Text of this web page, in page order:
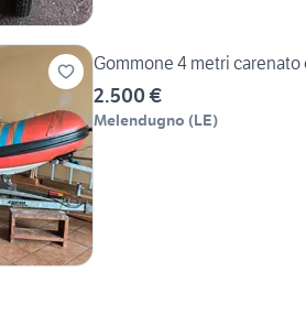
Gommone 4 metri carenato
2.500 €
Melendugno (LE)